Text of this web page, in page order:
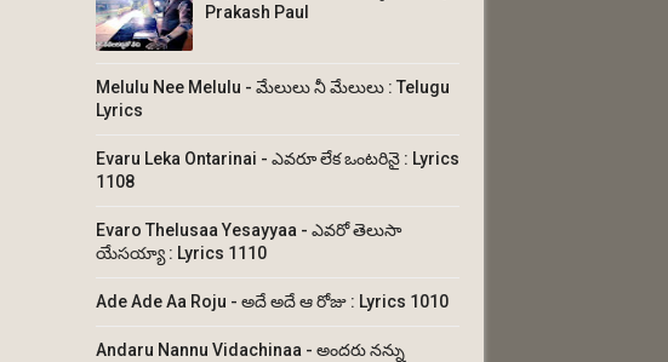
Prakash Paul
Melulu Nee Melulu - మేలులు నీ మేలులు : Telugu
Lyrics
Evaru Leka Ontarinai - ఎవరూ లేక ఒంటరినై : Lyrics
1108
Evaro Thelusaa Yesayyaa - ఎవరో తెలుసా
యేసయ్యా : Lyrics 1110
Ade Ade Aa Roju - అదే అదే ఆ రోజు : Lyrics 1010
Andaru Nannu Vidachinaa - అందరు నన్ను